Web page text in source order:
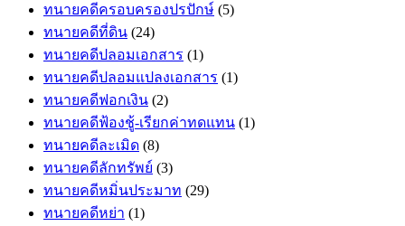
ทนายคดีครอบครองปรปักษ์ (5)
ทนายคดีที่ดิน (24)
ทนายคดีปลอมเอกสาร (1)
ทนายคดีปลอมแปลงเอกสาร (1)
ทนายคดีฟอกเงิน (2)
ทนายคดีฟ้องชู้-เรียกค่าทดแทน (1)
ทนายคดีละเมิด (8)
ทนายคดีลักทรัพย์ (3)
ทนายคดีหมิ่นประมาท (29)
ทนายคดีหย่า (1)